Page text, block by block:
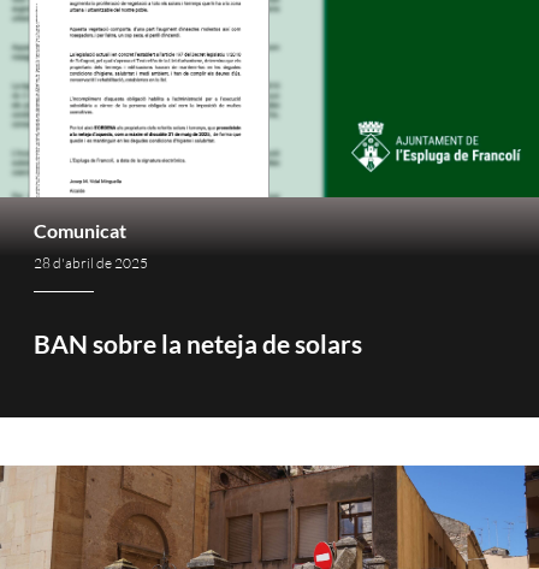
Comunicat
28 d'abril de 2025
BAN sobre la neteja de solars